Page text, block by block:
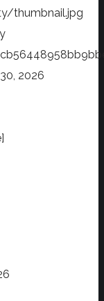
thumbnail.jpg
2026